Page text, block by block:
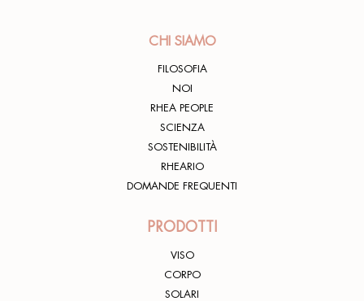
CHI SIAMO
FILOSOFIA
NOI
RHEA PEOPLE
SCIENZA
SOSTENIBILITÀ
RHEARIO
DOMANDE FREQUENTI
PRODOTTI
VISO
CORPO
SOLARI